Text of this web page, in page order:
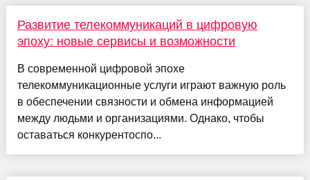
Развитие телекоммуникаций в цифровую
эпоху: новые сервисы и возможности
В современной цифровой эпохе
телекоммуникационные услуги играют важную роль
в обеспечении связности и обмена информацией
между людьми и организациями. Однако, чтобы
оставаться конкурентоспо...